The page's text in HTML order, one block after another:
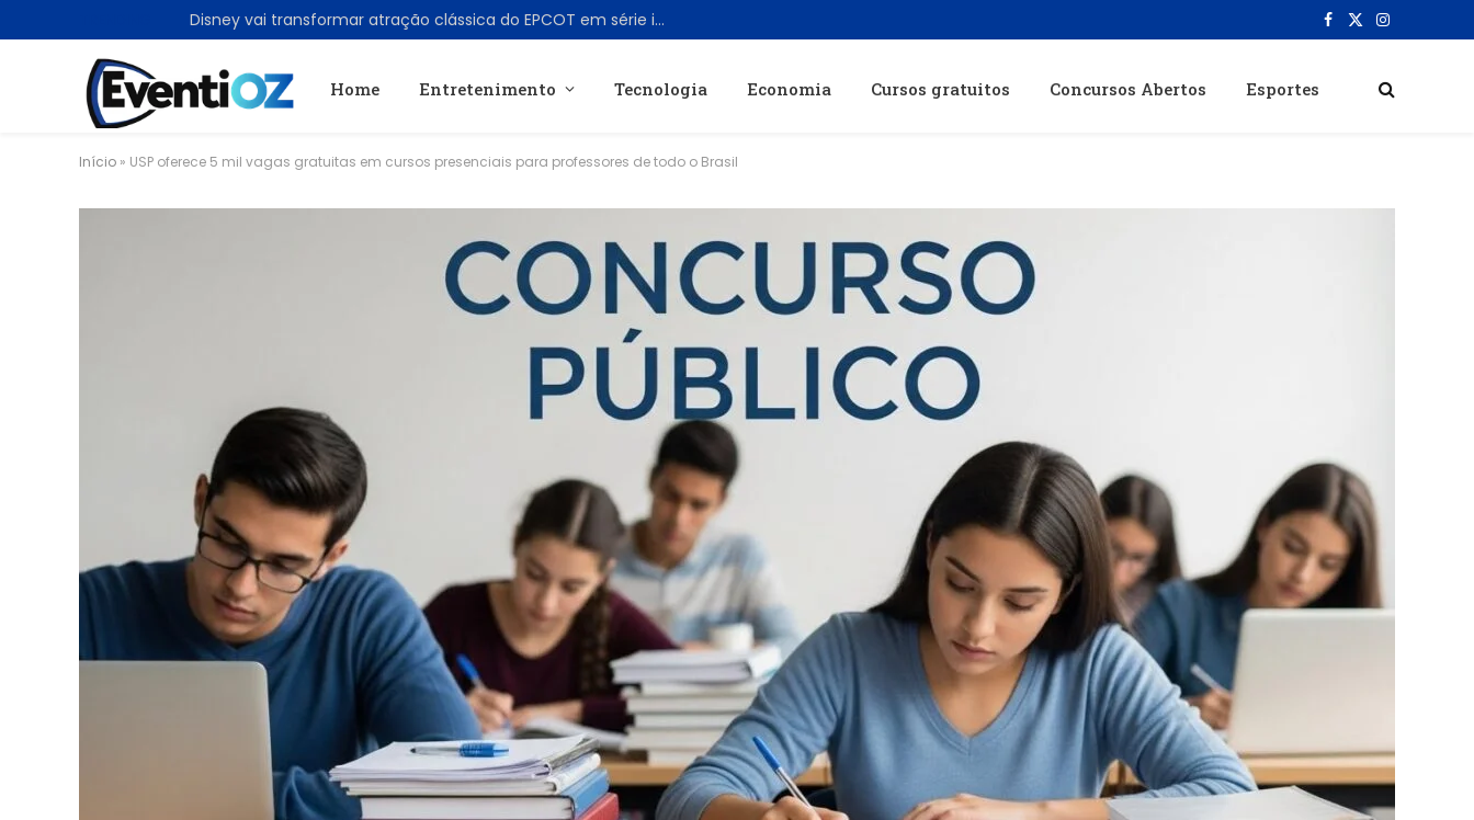
Disney vai transformar atração clássica do EPCOT em série inédita para Disney+ Facebook
X
Instagram
Home Entretenimento Tecnologia Economia Cursos gratuitos Concursos Abertos Esportes
Início » USP oferece 5 mil vagas gratuitas em cursos presenciais para professores de todo o Brasil